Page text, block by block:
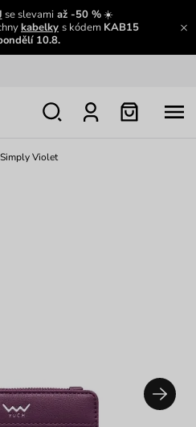
se slevamiaž -50 %☀️
kabelky s kódem KAB15
10.8.
Violet